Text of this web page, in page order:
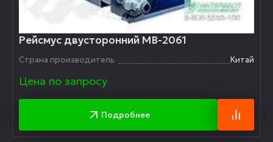
Рейсмус двусторонний МВ-2061
Страна производитель Китай
Цена по запросу
Подробнее